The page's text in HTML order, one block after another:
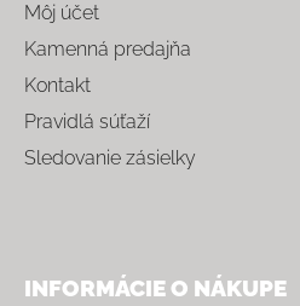
Môj účet
Kamenná predajňa
Kontakt
Pravidlá súťaží
Sledovanie zásielky
INFORMÁCIE O NÁKUPE